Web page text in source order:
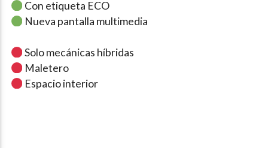
Con etiqueta ECO
Nueva pantalla multimedia
Solo mecánicas híbridas
Maletero
Espacio interior